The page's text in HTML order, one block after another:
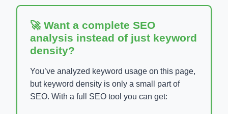
🚀 Want a complete SEO
analysis instead of just keyword
density?
You’ve analyzed keyword usage on this page,
but keyword density is only a small part of
SEO. With a full SEO tool you can get: